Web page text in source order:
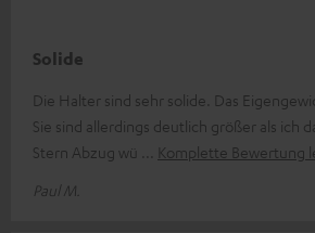
Solide
Die Halter sind sehr solide. Das
Sie sind allerdings deutlich größer als ich
Stern Abzug wü
Komplette Bewertung
Paul M.